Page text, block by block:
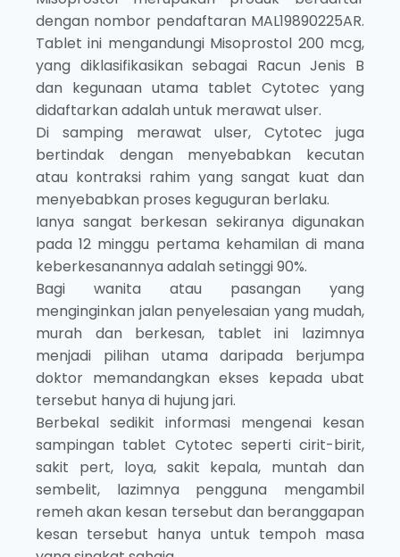
dengan nombor pendaftaran MAL19890225AR.
Tablet ini mengandungi Misoprostol 200 mcg,
yang diklasifikasikan sebagai Racun Jenis B
dan kegunaan utama tablet Cytotec yang
didaftarkan adalah untuk merawat ulser.
Di samping merawat ulser, Cytotec juga
bertindak dengan menyebabkan kecutan
atau kontraksi rahim yang sangat kuat dan
menyebabkan proses keguguran berlaku.
Ianya sangat berkesan sekiranya digunakan
pada 12 minggu pertama kehamilan di mana
keberkesanannya adalah setinggi 90%.
Bagi wanita atau pasangan yang
menginginkan jalan penyelesaian yang mudah,
murah dan berkesan, tablet ini lazimnya
menjadi pilihan utama daripada berjumpa
doktor memandangkan ekses kepada ubat
tersebut hanya di hujung jari.
Berbekal sedikit informasi mengenai kesan
sampingan tablet Cytotec seperti cirit-birit,
sakit pert, loya, sakit kepala, muntah dan
sembelit, lazimnya pengguna mengambil
remeh akan kesan tersebut dan beranggapan
kesan tersebut hanya untuk tempoh masa